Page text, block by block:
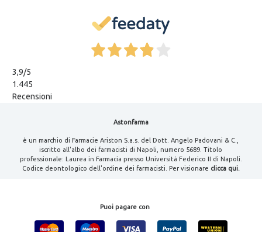
3,9/5
1.445
Recensioni
Astonfarma
è un marchio di Farmacie Ariston S.a.s. del Dott. Angelo Padovani & C.,
iscritto all'albo dei farmacisti di Napoli, numero 5689. Titolo
professionale: Laurea in Farmacia presso Università Federico II di Napoli.
Codice deontologico dell'ordine dei farmacisti. Per visionare clicca qui.
Puoi pagare con